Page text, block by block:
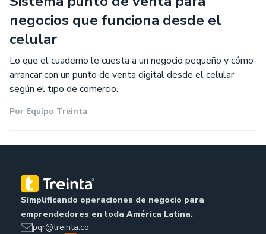
negocios que funciona desde el
celular
Lo que el cuaderno le cuesta a un negocio pequeño y cómo
arrancar con un punto de venta digital desde el celular
según el tipo de comercio.
Por Equipo Treinta
Simplificando operaciones de negocio para
emprendedores en toda América Latina.
pqr@treinta.co